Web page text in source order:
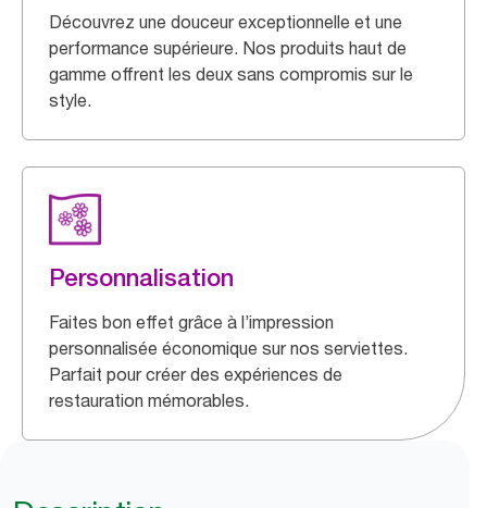
Découvrez une douceur exceptionnelle et une
performance supérieure. Nos produits haut de
gamme offrent les deux sans compromis sur le
style.
Personnalisation
Faites bon effet grâce à l’impression
personnalisée économique sur nos serviettes.
Parfait pour créer des expériences de
restauration mémorables.